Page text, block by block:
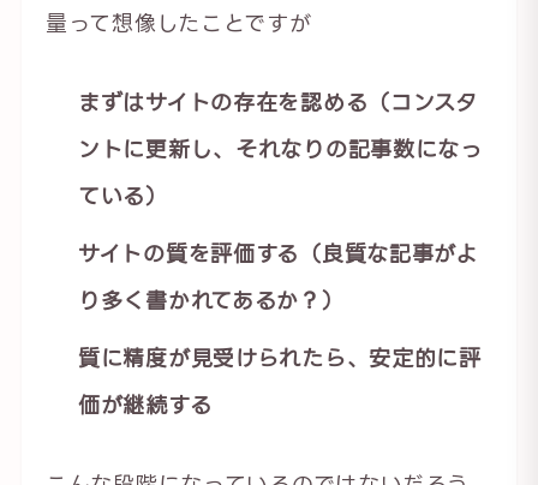
量って想像したことですが
まずはサイトの存在を認める（コンスタ
ントに更新し、それなりの記事数になっ
ている）
サイトの質を評価する（良質な記事がよ
り多く書かれてあるか？）
質に精度が見受けられたら、安定的に評
価が継続する